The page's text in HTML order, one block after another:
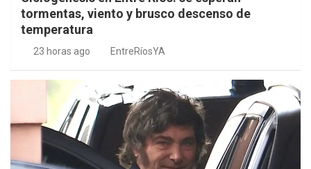
tormentas, viento y brusco descenso de
temperatura
23 horas ago EntreRíosYA